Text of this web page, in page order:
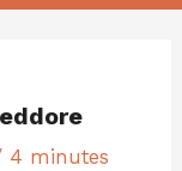
4 minutes